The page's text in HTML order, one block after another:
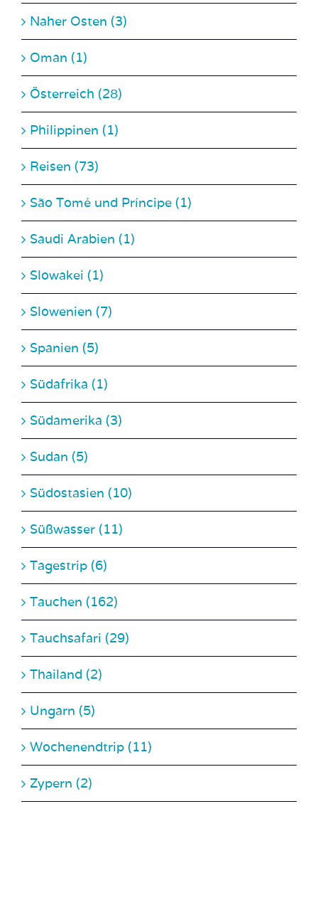
Oman (1)
Österreich (28)
Philippinen (1)
Reisen (73)
São Tomé und Príncipe (1)
Saudi Arabien (1)
Slowakei (1)
Slowenien (7)
Spanien (5)
Südafrika (1)
Südamerika (3)
Sudan (5)
Südostasien (10)
Süßwasser (11)
Tagestrip (6)
Tauchen (162)
Tauchsafari (29)
Thailand (2)
Ungarn (5)
Wochenendtrip (11)
Zypern (2)